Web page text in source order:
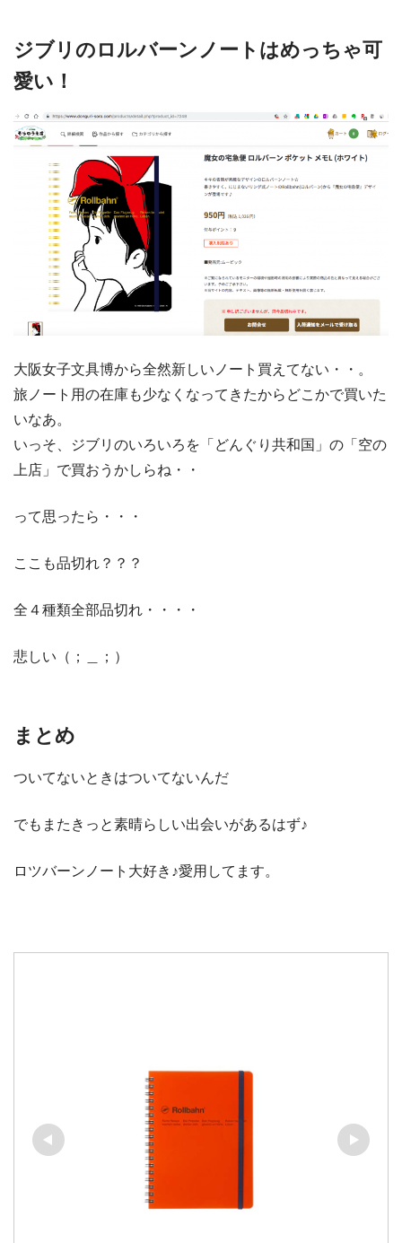
ジブリのロルバーンノートはめっちゃ可
愛い！
大阪女子文具博から全然新しいノート買えてない・・。
旅ノート用の在庫も少なくなってきたからどこかで買いた
いなあ。
いっそ、ジブリのいろいろを「どんぐり共和国」の「空の
上店」で買おうかしらね・・
って思ったら・・・
ここも品切れ？？？
全４種類全部品切れ・・・・
悲しい（；＿；）
まとめ
ついてないときはついてないんだ
でもまたきっと素晴らしい出会いがあるはず♪
ロツバーンノート大好き♪愛用してます。